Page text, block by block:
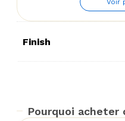
Finish
Pourquoi acheter